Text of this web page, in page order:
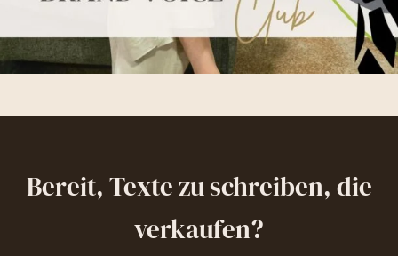
Bereit, Texte zu schreiben, die
verkaufen?